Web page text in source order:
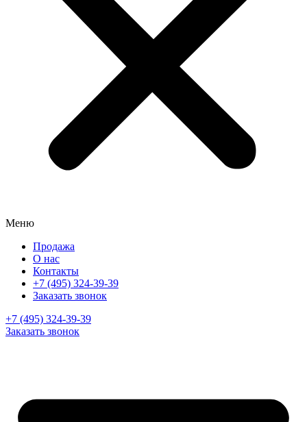
Меню
Продажа
О нас
Контакты
+7 (495) 324-39-39
Заказать звонок
+7 (495) 324-39-39
Заказать звонок